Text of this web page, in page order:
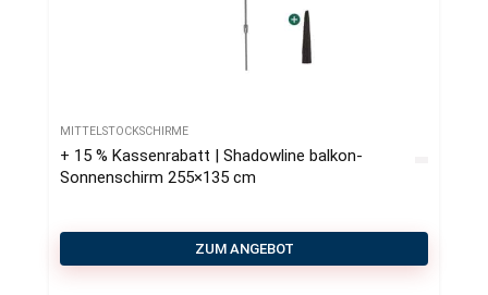
MITTELSTOCKSCHIRME
+ 15 % Kassenrabatt | Shadowline balkon-
Sonnenschirm 255×135 cm
ZUM ANGEBOT